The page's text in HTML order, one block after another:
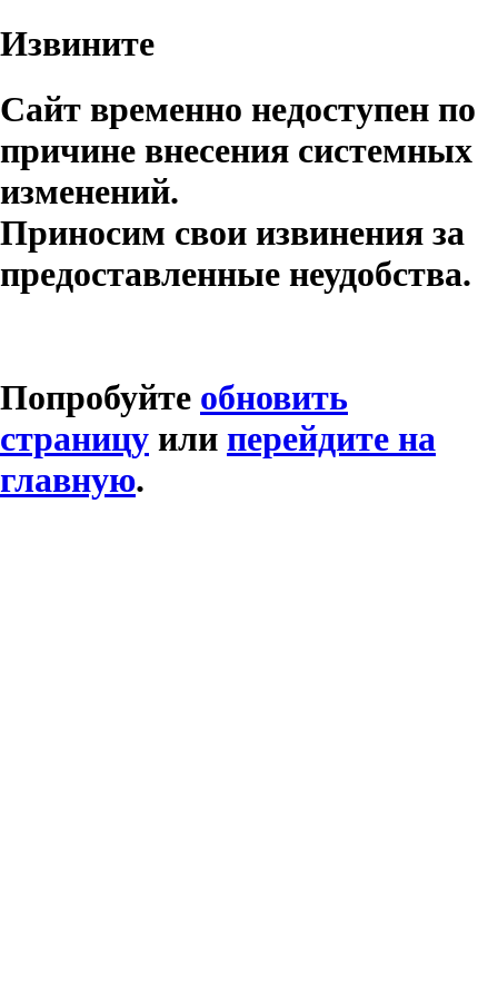
Извините
Сайт временно недоступен по
причине внесения системных
изменений.
Приносим свои извинения за
предоставленные неудобства.
Попробуйте обновить
страницу или перейдите на
главную.